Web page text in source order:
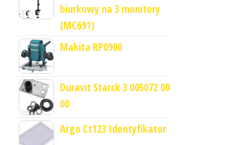
biurkowy na 3 monitory
(MC691)
Makita RP0900
Duravit Starck 3 005072 00
00
Argo Ct123 Identyfikator